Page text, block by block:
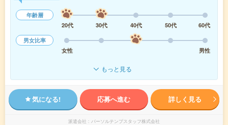
年齢層
20代
30代 40代 50代
60代
男女比率
女性
男性
もっと見る
気になる! 応募へ進む 詳しく見る
派遣会社 パーソルテンプスタッフ株式会社